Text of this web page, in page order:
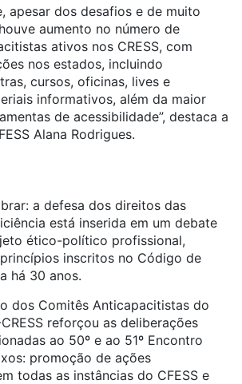
apesar dos desafios e de muito
aumento no número de
ativos nos CRESS, com
nos estados, incluindo
cursos, oficinas, lives e
informativos, além da maior
de acessibilidade”, destaca a
Alana Rodrigues.
a defesa dos direitos das
está inserida em um debate
ético-político profissional,
inscritos no Código de
há 30 anos.
dos Comitês Anticapacitistas do
reforçou as deliberações
ao 50º e ao 51º Encontro
promoção de ações
todas as instâncias do CFESS e